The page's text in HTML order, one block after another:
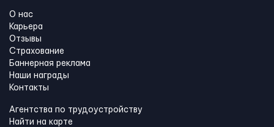
О нас
Карьера
Отзывы
Страхование
Баннерная реклама
Наши награды
Контакты
Агентства по трудоустройству
Найти на карте